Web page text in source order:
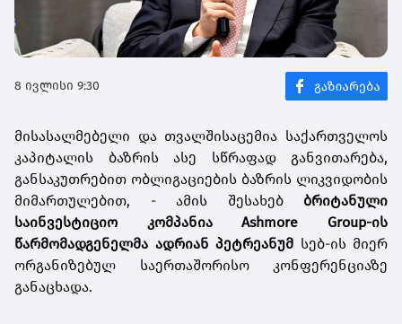
8 ივლისი 9:30
მისასალმებელი და თვალშისაცემია საქართველოს
კაპიტალის ბაზრის ასე სწრაფად განვითარება,
განსაკუთრებით ობლიგაციების ბაზრის ლიკვიდობის
მიმართულებით, - ამის შესახებ ბრიტანული
საინვესტიციო კომპანია Ashmore Group-ის
წარმომადგენელმა ადრიან პეტრეანუმ სებ-ის მიერ
ორგანიზებულ საერთაშორისო კონფერენციაზე
განაცხადა.